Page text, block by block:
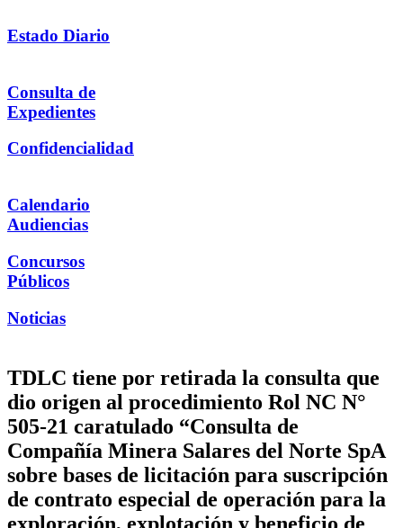
Estado Diario
Consulta de
Expedientes
Confidencialidad
Calendario
Audiencias
Concursos
Públicos
Noticias
TDLC tiene por retirada la consulta que
dio origen al procedimiento Rol NC N°
505-21 caratulado “Consulta de
Compañía Minera Salares del Norte SpA
sobre bases de licitación para suscripción
de contrato especial de operación para la
exploración, explotación y beneficio de